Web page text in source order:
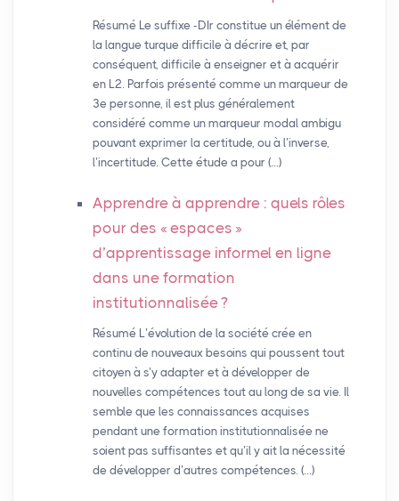
Résumé Le suffixe -DIr constitue un élément de
la langue turque difficile à décrire et, par
conséquent, difficile à enseigner et à acquérir
en L2. Parfois présenté comme un marqueur de
3e personne, il est plus généralement
considéré comme un marqueur modal ambigu
pouvant exprimer la certitude, ou à l’inverse,
l’incertitude. Cette étude a pour (…)
Apprendre à apprendre : quels rôles
pour des « espaces »
d’apprentissage informel en ligne
dans une formation
institutionnalisée?
Résumé L’évolution de la société crée en
continu de nouveaux besoins qui poussent tout
citoyen à s’y adapter et à développer de
nouvelles compétences tout au long de sa vie. Il
semble que les connaissances acquises
pendant une formation institutionnalisée ne
soient pas suffisantes et qu’il y ait la nécessité
de développer d’autres compétences. (…)